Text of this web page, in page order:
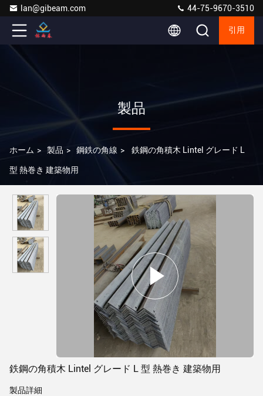
lan@gibeam.com 44-75-9670-3510
引用
製品
ホーム > 製品 > 鋼鉄の角線 > 鉄鋼の角積木 Lintel グレード L
型 熱巻き 建築物用
鉄鋼の角積木 Lintel グレード L 型 熱巻き 建築物用
製品詳細